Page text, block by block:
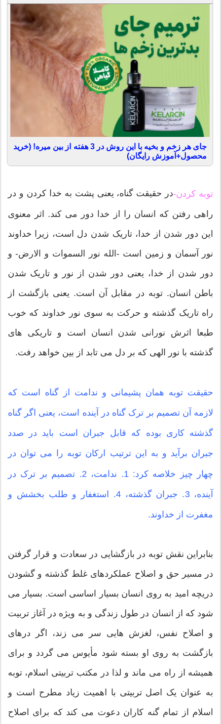
جای هر زخم و بخیه با این روش در 3 هفته از بین میره! (خرید
محصول+آموزش رایگان)
توبه کردن-در حقیقت گناه، یعنی پشت به خدا کردن و در
راهی رفتن که انسان را از خدا دور می کند. اثر معنوی
این دور شدن از خدا، تاریک شدن دل است، زیرا خداوند
نور آسمان و زمین است -الله نور السموات و الارض- و
دور شدن از خدا، یعنی دور شدن از نور و تاریک شدن
باطن انسان. توبه در مقابل آن است. یعنی بازگشت از
راه تاریک گذشته و حرکت به سوی نور خداوند که خوب
طبعا اثرش نورانی شدن انسان است و تاریکی های
گذشته با نور الهی که بر دل می تابد از بین خواهد رفت.
حقیقت توبه همان پشیمانی و ندامت از گناه است که
لازمه آن تصمیم بر ترک گناه در آینده است، یعنی اگر گناه
گذشته کاری بوده که قابل جبران است باید در صدد
جبران برآید و به این ترتیب ارکان توبه را می توان در
چهار چیز خلاصه کرد: 1. ندامت، 2. تصمیم بر ترک در
آینده، 3. جبران گذشته، 4. استغفار و طلب بخشش و
مغفرت از خداوند.
بنابراین نقش توبه در بازگشایی در سعادت و قرار گرفتن
در مسیر حق و اصلاح عملکردهای غلط گذشته و گشودن
دریچه امید به روی انسان بسیار اساسی است. بسیار می
شود که از انسان در طول زندگی و به ویژه در آغاز تربیت
و اصلاح نفس، لغزش هایی سر می زند، اگر درهای
بازگشت به روی او بسته شود مأیوس می گردد و برای
همیشه از راه می ماند و لذا در مکتب تربیتی اسلام، توبه
به عنوان یک اصل تربیتی با اهمیت زیاد مطرح است و
اسلام از تمام گنه کاران دعوت می کند که برای اصلاح